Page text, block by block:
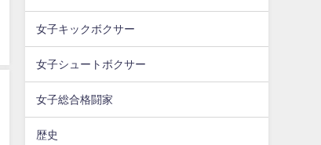
女子キックボクサー
女子シュートボクサー
女子総合格闘家
歴史